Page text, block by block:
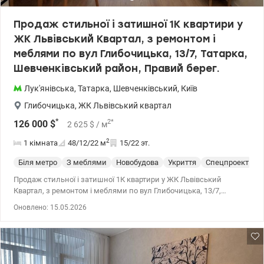
Продаж стильної і затишної 1К квартири у
ЖК Львівський Квартал, з ремонтом і
меблями по вул Глибочицька, 13/7, Татарка,
Шевченківський район, Правий берег.
Лук'янівська, Татарка, Шевченківський, Київ
Глибочицька, ЖК Львівський квартал
126 000 $* 2 625 $ / м2*
1 кімната 48/12/22 м2 15/22 эт.
Біля метро З меблями Новобудова Укриття Спецпроект
Продаж стильної і затишної 1К квартири у ЖК Львівський
Квартал, з ремонтом і меблями по вул Глибочицька, 13/7,
Авторський ремонт виконано з якісних і дорогих матеріалів.
15/22 поверхового будинку 2021 року забудови, вікна у
внутрішній двір комплексу (вид на центр та Покровський
Оновлено: 15.05.2026